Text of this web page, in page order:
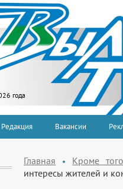
года
Редакция Вакансии
Главная
Кроме того
интересы жителей и